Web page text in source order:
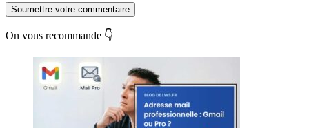
Soumettre votre commentaire
On vous recommande 👇